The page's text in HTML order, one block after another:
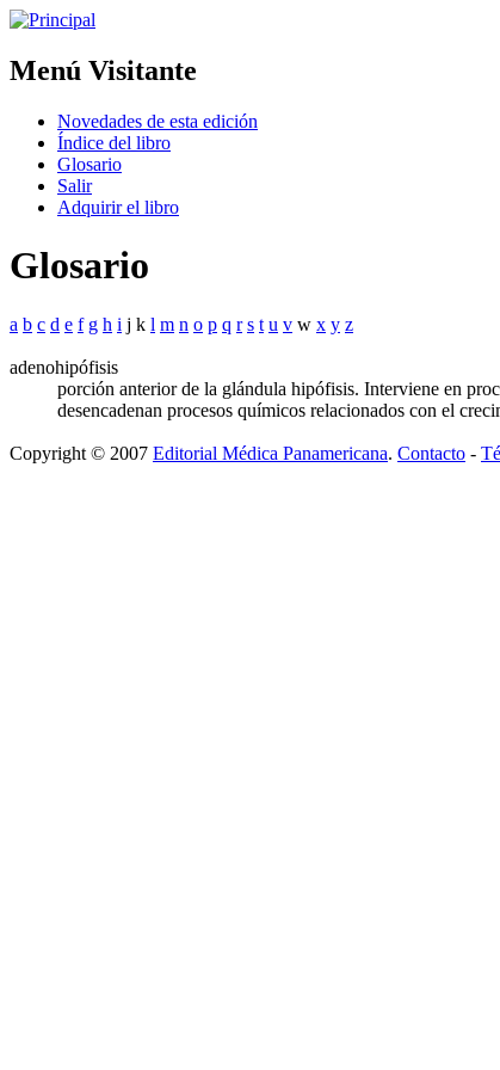
Menú Visitante
Novedades de esta edición
Índice del libro
Glosario
Salir
Adquirir el libro
Glosario
a b c d e f g h i j k l m n o p q r s t u v w x y z
adenohipófisis
porción anterior de la glándula hipófisis. Interviene en
desencadenan procesos químicos relacionados con el
Copyright © 2007 Editorial Médica Panamericana. Contacto -